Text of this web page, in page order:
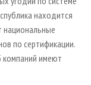
находится
национальные
по сертификации.
компаний имеют